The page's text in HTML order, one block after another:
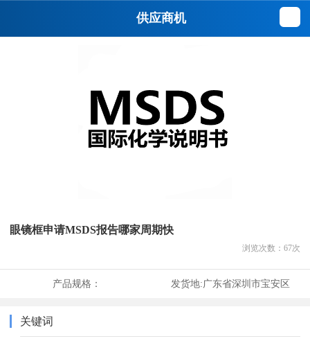
供应商机
眼镜框申请MSDS报告哪家周期快
浏览次数： 67次
产品规格： 发货地:广东省深圳市宝安区
关键词